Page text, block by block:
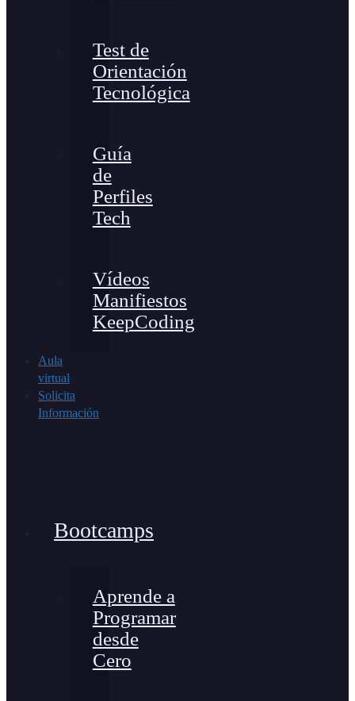
Test de
Orientación
Tecnológica
Guía
de
Perfiles
Tech
Vídeos
Manifiestos
KeepCoding
Aula
virtual
Solicita
Información
Bootcamps
Aprende a
Programar
desde
Cero